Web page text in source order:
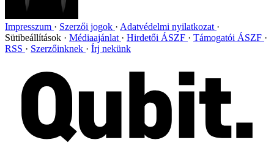
Impresszum Szerzői jogok
Adatvédelmi nyilatkozat
Sütibeállítások
Médiaajánlat Hirdetői ÁSZF
Támogatói ÁSZF
RSS
Szerzőinknek Írj nekünk